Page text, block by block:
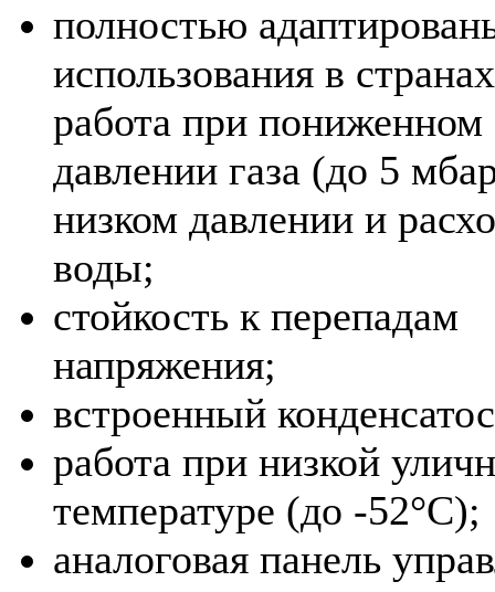
полностью
использования в
работа при пониженном
давлении газа (до 5
низком давлении и
воды;
стойкость к перепадам
напряжения;
встроенный
работа при низкой
температуре (до -52°С);
аналоговая панель